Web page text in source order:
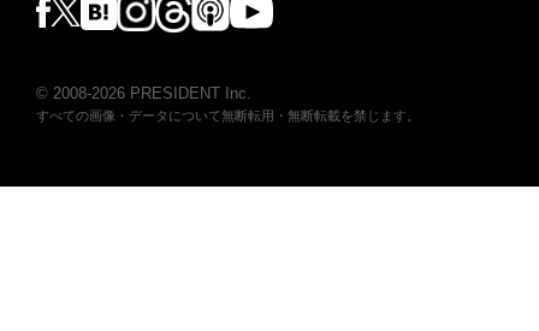
© 2008-2026 PRESIDENT Inc.
すべての画像・データについて無断転用・無断転載を禁じます。